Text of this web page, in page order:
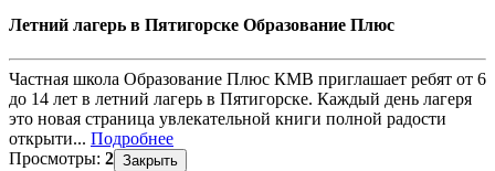
Летний лагерь в Пятигорске Образование Плюс
Частная школа Образование Плюс КМВ приглашает ребят от 6
до 14 лет в летний лагерь в Пятигорске. Каждый день лагеря
это новая страница увлекательной книги полной радости
открыти... Подробнее
Просмотры: 2 Закрыть